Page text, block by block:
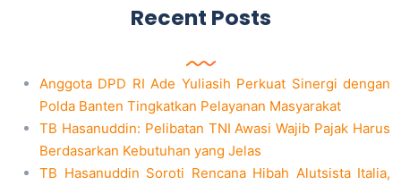
Recent Posts
Anggota DPD RI Ade Yuliasih Perkuat Sinergi dengan
Polda Banten Tingkatkan Pelayanan Masyarakat
TB Hasanuddin: Pelibatan TNI Awasi Wajib Pajak Harus
Berdasarkan Kebutuhan yang Jelas
TB Hasanuddin Soroti Rencana Hibah Alutsista Italia,